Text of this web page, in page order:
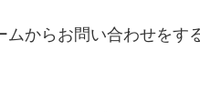
からお問い合わせをす